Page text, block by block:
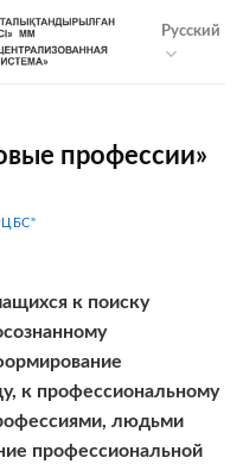
Русский
профессии»
к поиску
к профессиональному
людьми
профессиональной